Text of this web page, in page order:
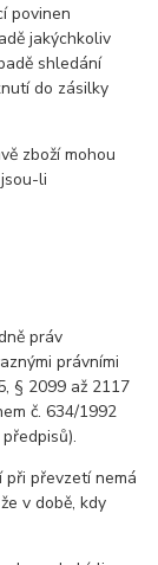
povinen
jakýchkoliv
shledání
do zásilky
zboží mohou
li
práv
právními
§ 2099 až 2117
č. 634/1992
převzetí nemá
v době, kdy